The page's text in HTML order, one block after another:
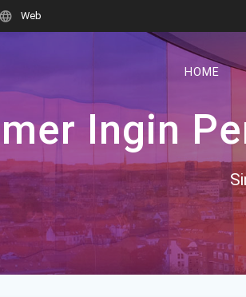
Web
HOME
Ingin